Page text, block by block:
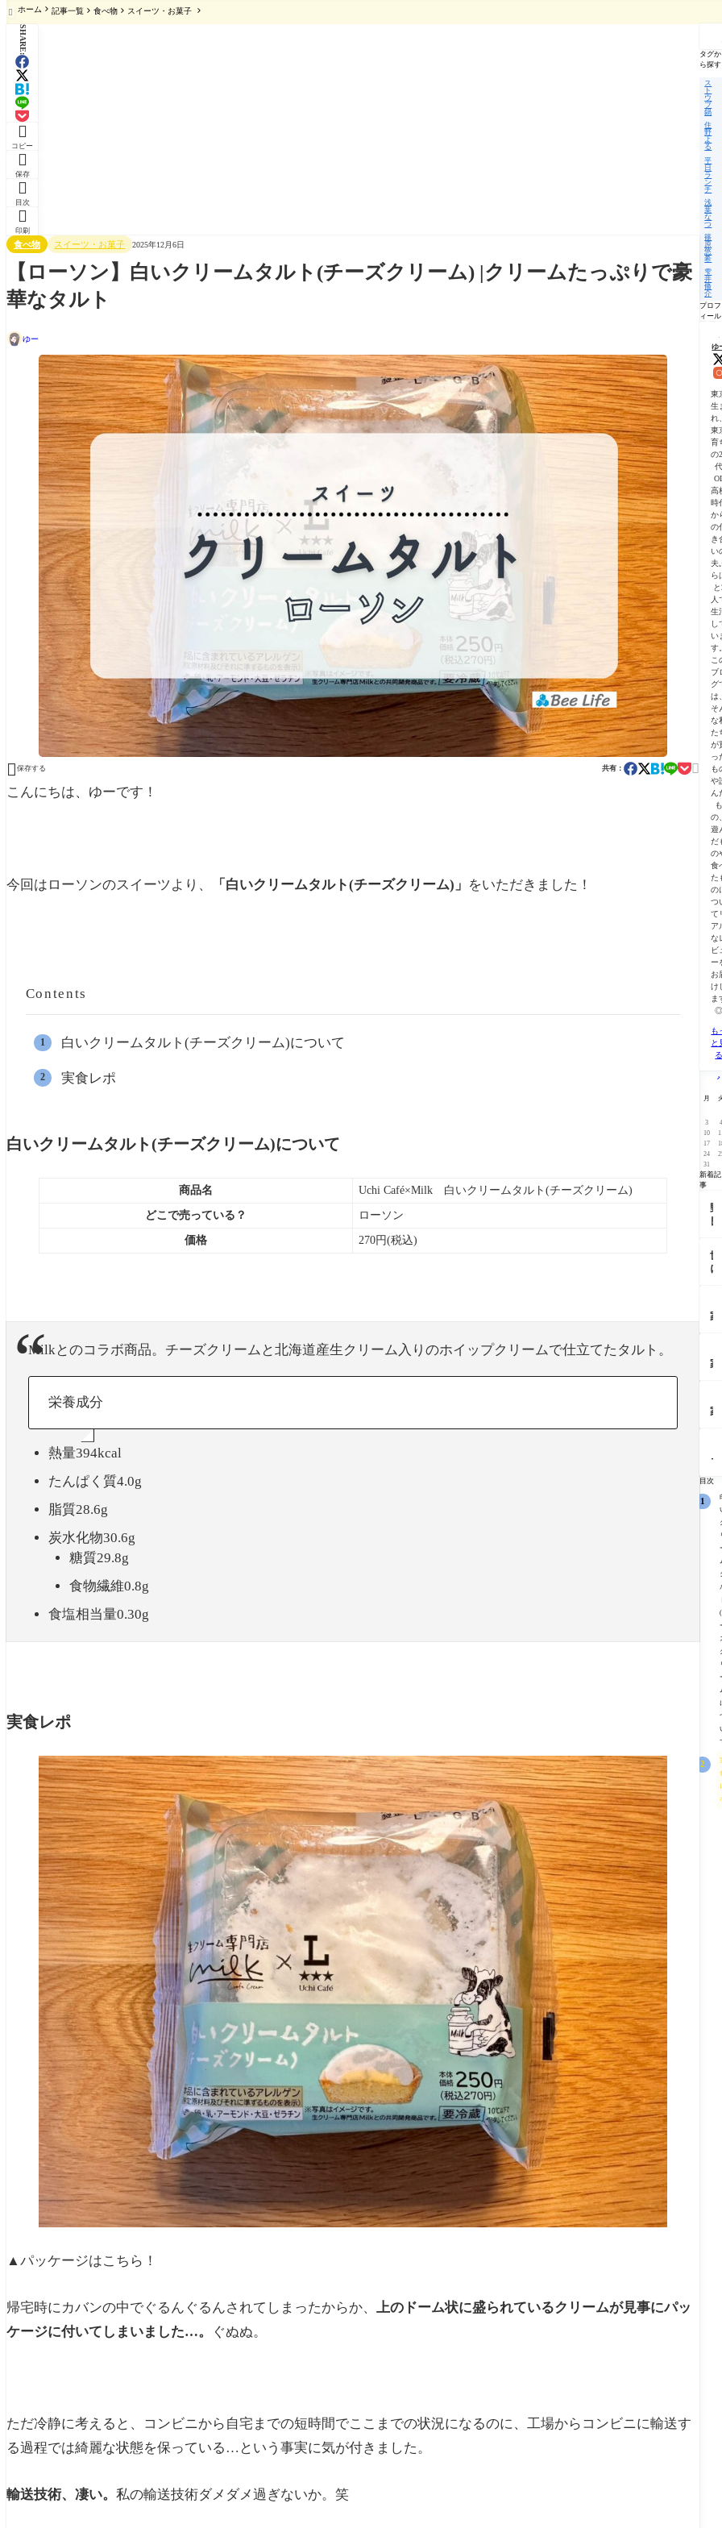
 ホーム 記事一覧 食べ物 スイーツ・お菓子
SHARE:

コピー

保存

目次

印刷
食べ物 スイーツ・お菓子 2025年12月6日
【ローソン】白いクリームタルト(チーズクリーム) |クリームたっぷりで豪
華なタルト
ゆー
 保存する 共有：

こんにちは、ゆーです！
今回はローソンのスイーツより、 「白いクリームタルト(チーズクリーム)」 をいただきました！
Contents
白いクリームタルト(チーズクリーム)について
実食レポ
白いクリームタルト(チーズクリーム)について
商品名 Uchi Café×Milk 白いクリームタルト(チーズクリーム)
どこで売っている？ ローソン
価格 270円(税込)
Milkとのコラボ商品。チーズクリームと北海道産生クリーム入りのホイップクリームで仕立てたタルト。
栄養成分
熱量394kcal
たんぱく質4.0g
脂質28.6g
炭水化物30.6g
糖質29.8g
食物繊維0.8g
食塩相当量0.30g
実食レポ
▲パッケージはこちら！
帰宅時にカバンの中でぐるんぐるんされてしまったからか、
上のドーム状に盛られているクリームが見事にパッ
ケージに付いてしまいました…。
ぐぬぬ。
ただ冷静に考えると、コンビニから自宅までの短時間でここまでの状況になるのに、工場からコンビニに輸送す
る過程では綺麗な状態を保っている…という事実に気が付きました。
輸送技術、凄い。 私の輸送技術ダメダメ過ぎないか。笑
を
検
索
タグか
ら探す
ス
ト
ウ
ブ
鍋
住
野
よ
る
平
日
ラ
ン
チ
浅
葉
な
つ
篠
原
悠
希
雫
井
脩
介
プロフ
ィール
ゆ
東
生
れ、
東
育
の
代
高
時
か
の
き
い
夫
ら
人
生
し
い
す。
こ
ブ
グ
は、
そ
な
た
が
っ
も
や
ん
も
の、
遊
だ
の
食
た
の
つ
て
ア
な
ビ
ー
お
けし
ま
◎
も
と
る
月
3
4
10
17
24
31
新着記
事
野
良
値
段
尚
樹)
想/
|
警
察
V
マ
巴
戦
白
世
に
な
語
(朝
ョ
想/
ブ
ロ
グ
意
表
を
突
く
オ
連
満
足
感
が
強
い
冊
家
焼
け
簡
付
肉
で
チ
キ
ン
ス
テ
ー
や
し
ト
マ
ト
と
イ
ン
ス
タ
ン
味
家
レ
る
と
ん
ぺ
い
ト
マ
と
ナ
の
サ
家
白
菜
と
鶏
肉
の
ト
ト
チ
ー
鍋
ャ
レ
ー
プ
レ
ミ
ア
ム
苺
レ
ジ
ェ
＆
パ
リ
パ
リ
チ
ョ
コ
シ
ョ
ー
目次
い
(
い